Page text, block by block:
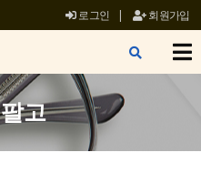
로그인 | 회원가입
고